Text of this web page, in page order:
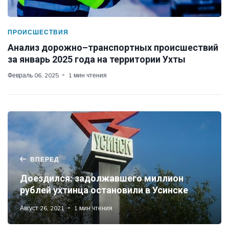
ПРОИСШЕСТВИЯ
Анализ дорожно–транспортных происшествий
за январь 2025 года на территории Ухты
Февраль 06, 2025 1 мин чтения
ВПЕРЕД
Доездился: задолжавшего миллион
рублей ухтинца остановили в Усинске
Август 26, 2021 1 мин чтения